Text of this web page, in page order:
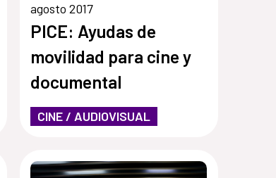
agosto 2017
PICE: Ayudas de
movilidad para cine y
documental
CINE / AUDIOVISUAL